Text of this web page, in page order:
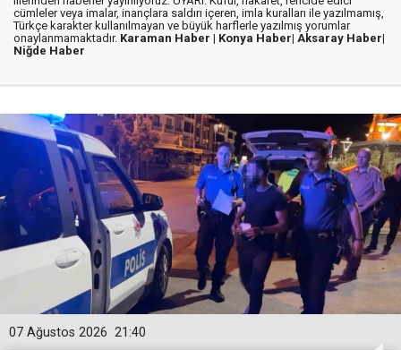
cümleler veya imalar, inançlara saldırı içeren, imla kuralları ile yazılmamış,
Türkçe karakter kullanılmayan ve büyük harflerle yazılmış yorumlar
onaylanmamaktadır. Karaman Haber | Konya Haber| Aksaray Haber|
Niğde Haber
21:40
07 Ağustos 2026